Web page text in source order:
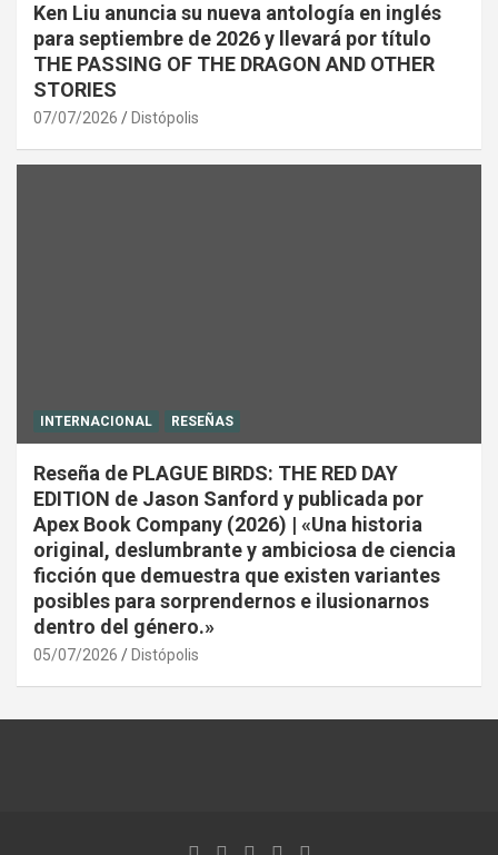
Ken Liu anuncia su nueva antología en inglés
para septiembre de 2026 y llevará por título
THE PASSING OF THE DRAGON AND OTHER
STORIES
07/07/2026 Distópolis
INTERNACIONAL RESEÑAS
Reseña de PLAGUE BIRDS: THE RED DAY
EDITION de Jason Sanford y publicada por
Apex Book Company (2026) | «Una historia
original, deslumbrante y ambiciosa de ciencia
ficción que demuestra que existen variantes
posibles para sorprendernos e ilusionarnos
dentro del género.»
05/07/2026 Distópolis